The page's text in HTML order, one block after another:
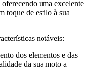
uma excelente
toque de estilo à sua
notáveis:
dos elementos e das
da sua moto a